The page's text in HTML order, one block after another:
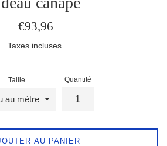
Prix
€93,96
Taxes incluses.
Taille Quantité
AU PANIER